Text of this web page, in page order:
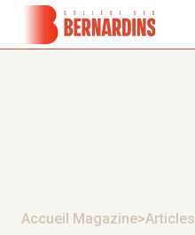
Accueil Magazine>Articles